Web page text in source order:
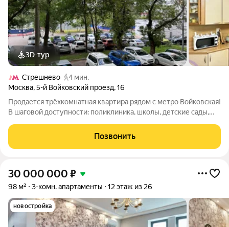
3D-тур
Стрешнево
4 мин.
Москва,5-й Войковский проезд,16
Продается трёхкомнатная квартира рядом с метро Войковская!
В шаговой доступности: поликлиника, школы, детские сады,
1971 года постройки,
Позвонить
30 000 000 ₽
98 м² 3-комн. апартаменты 12 этаж из 26
новостройка